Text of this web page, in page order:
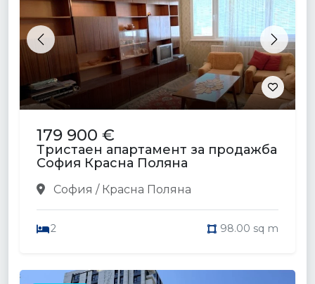
Previous Next
179 900 €
Тристаен апартамент за продажба
София Красна Поляна
София / Красна Поляна
2 98.00 sq m